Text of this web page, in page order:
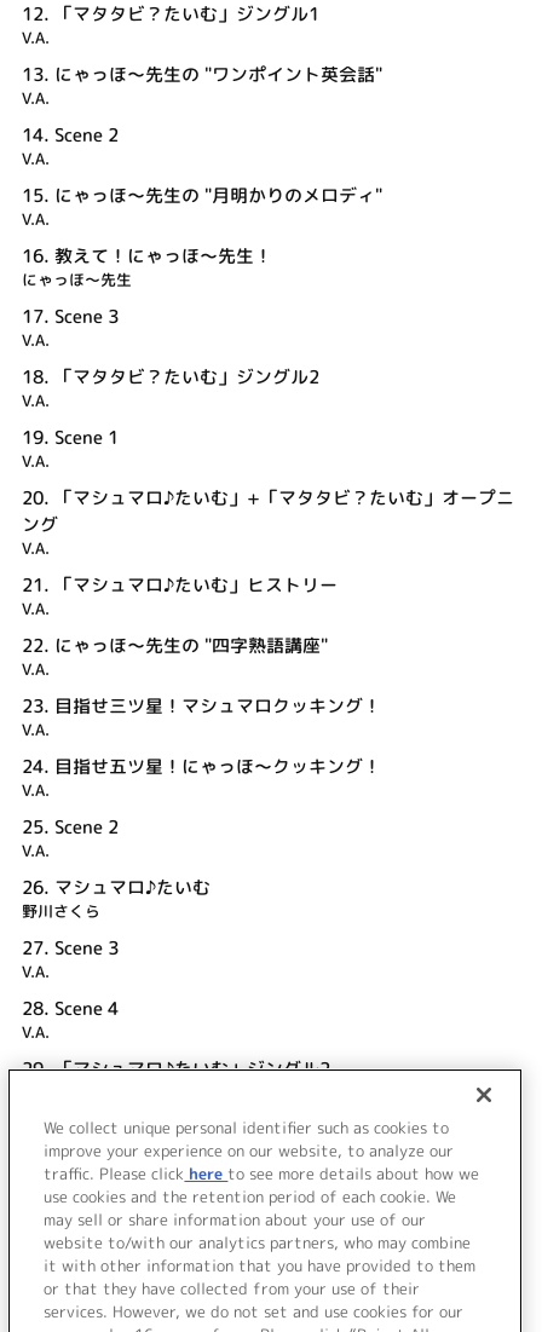
12. 「マタタビ？たいむ」ジングル1
V.A.
13. にゃっほ～先生の "ワンポイント英会話"
V.A.
14. Scene 2
V.A.
15. にゃっほ～先生の "月明かりのメロディ"
V.A.
16. 教えて！にゃっほ～先生！
にゃっほ～先生
17. Scene 3
V.A.
18. 「マタタビ？たいむ」ジングル2
V.A.
19. Scene 1
V.A.
20.
「マシュマロ♪たいむ」+「マタタビ？たいむ」オープニ
ング
V.A.
21. 「マシュマロ♪たいむ」ヒストリー
V.A.
22. にゃっほ～先生の "四字熟語講座"
V.A.
23. 目指せ三ツ星！マシュマロクッキング！
V.A.
24. 目指せ五ツ星！にゃっほ～クッキング！
V.A.
25. Scene 2
V.A.
26. マシュマロ♪たいむ
野川さくら
27. Scene 3
V.A.
28. Scene 4
V.A.
29.「マシュマロ♪たいむ」ジングル2
30.Message from 野川さくら
V.A.
＜ BACK
We collect unique personal identifier such as cookies to
improve your experience on our website, to analyze our
traffic. Please click here to see more details about how we
use cookies and the retention period of each cookie. We
may sell or share information about your use of our
website to/with our analytics partners, who may combine
it with other information that you have provided to them
or that they have collected from your use of their
services. However, we do not set and use cookies for our